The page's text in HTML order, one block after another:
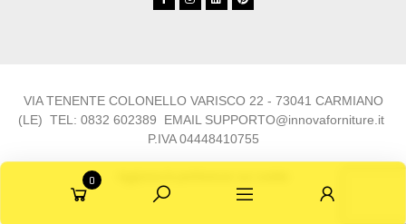
VIA TENENTE COLONELLO VARISCO 22 - 73041 CARMIANO
(LE) TEL: 0832 602389 EMAIL SUPPORTO@innovaforniture.it
P.IVA 04448410755
0